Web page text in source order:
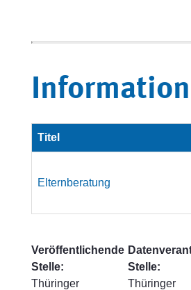
Titel
Elternberatung
Veröffentlichende
Stelle:
Thüringer
Stelle:
Thüringer